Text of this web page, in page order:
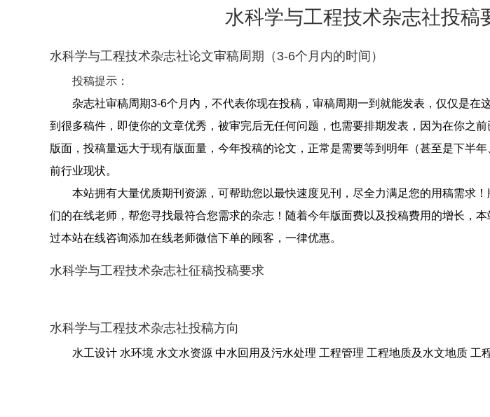
水科学与工程技术杂志社投稿
水科学与工程技术杂志社论文审稿周期（3-6个月内的时间）
投稿提示：
杂志社审稿周期3-6个月内，不代表你现在投稿，审稿周期一到就能发表，仅仅是在
到很多稿件，即使你的文章优秀，被审完后无任何问题，也需要排期发表，因为在你之
版面，投稿量远大于现有版面量，今年投稿的论文，正常是需要等到明年（甚至是下半
前行业现状。
本站拥有大量优质期刊资源，可帮助您以最快速度见刊，尽全力满足您的用稿需求
们的在线老师，帮您寻找最符合您需求的杂志！随着今年版面费以及投稿费用的增长，
过本站在线咨询添加在线老师微信下单的顾客，一律优惠。
水科学与工程技术杂志社征稿投稿要求
水科学与工程技术杂志社投稿方向
水工设计 水环境 水文水资源 中水回用及污水处理 工程管理 工程地质及水文地质 工